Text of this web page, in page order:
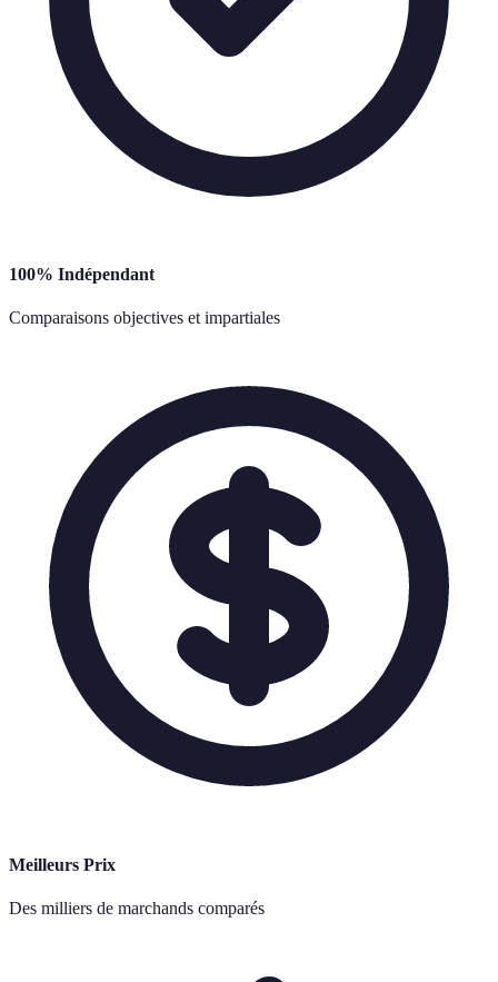
100% Indépendant
Comparaisons objectives et impartiales
Meilleurs Prix
Des milliers de marchands comparés